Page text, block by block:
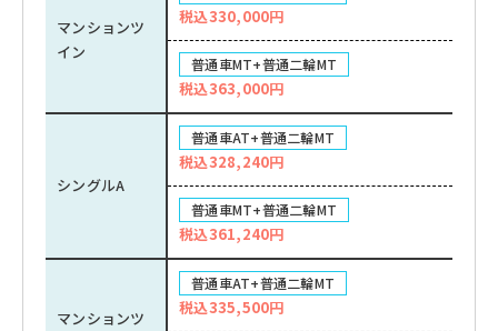
マンションツ
イン
税込330,000円
普通車MT+普通二輪MT
税込363,000円
シングルA
普通車AT+普通二輪MT
税込328,240円
普通車MT+普通二輪MT
税込361,240円
マンションツ
普通車AT+普通二輪MT
税込335,500円